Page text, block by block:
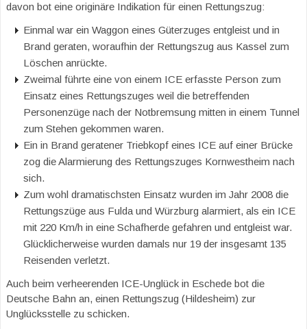
davon bot eine originäre Indikation für einen Rettungszug:
Einmal war ein Waggon eines Güterzuges entgleist und in
Brand geraten, woraufhin der Rettungszug aus Kassel zum
Löschen anrückte.
Zweimal führte eine von einem ICE erfasste Person zum
Einsatz eines Rettungszuges weil die betreffenden
Personenzüge nach der Notbremsung mitten in einem Tunnel
zum Stehen gekommen waren.
Ein in Brand geratener Triebkopf eines ICE auf einer Brücke
zog die Alarmierung des Rettungszuges Kornwestheim nach
sich.
Zum wohl dramatischsten Einsatz wurden im Jahr 2008 die
Rettungszüge aus Fulda und Würzburg alarmiert, als ein ICE
mit 220 Km/h in eine Schafherde gefahren und entgleist war.
Glücklicherweise wurden damals nur 19 der insgesamt 135
Reisenden verletzt.
Auch beim verheerenden ICE-Unglück in Eschede bot die
Deutsche Bahn an, einen Rettungszug (Hildesheim) zur
Unglücksstelle zu schicken.